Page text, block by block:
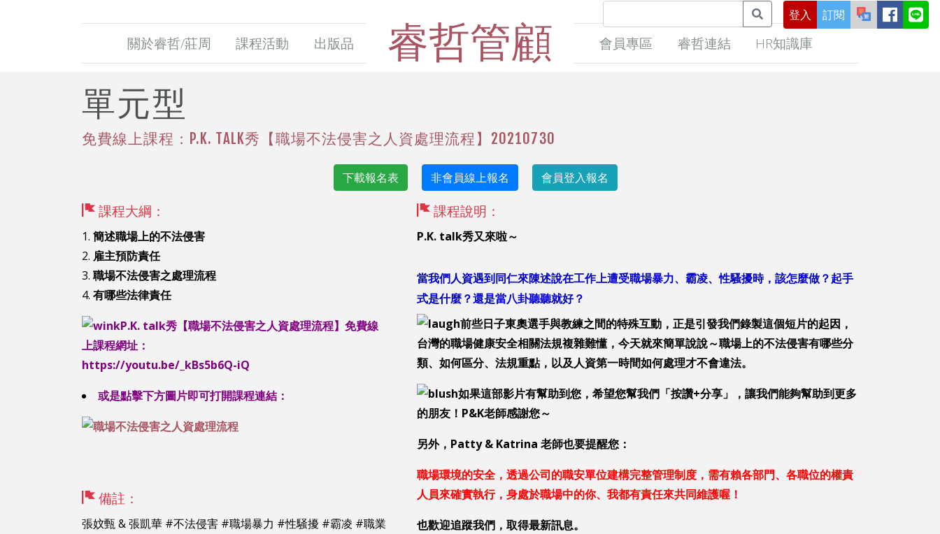
訂閱
登入
睿哲管顧
關於睿哲/莊周 課程活動 出版品 會員專區 睿哲連結 HR知識庫
單元型
免費線上課程：P.K. TALK秀【職場不法侵害之人資處理流程】20210730
下載報名表 非會員線上報名 會員登入報名
課程大綱：
簡述職場上的不法侵害
雇主預防責任
職場不法侵害之處理流程
有哪些法律責任
P.K. talk秀【職場不法侵害之人資處理流程】免費線
上課程網址：
https://youtu.be/_kBs5b6Q-iQ
或是點擊下方圖片即可打開課程連結：
備註：
張妏甄 & 張凱華 #不法侵害 #職場暴力 #性騒擾 #霸凌 #職業
課程說明：
P.K. talk秀又來啦～
當我們人資遇到同仁來陳述說在工作上遭受職場暴力、霸凌、性騷擾時，該怎麼做？起手
式是什麼？還是當八卦聽聽就好？
前些日子東奧選手與教練之間的特殊互動，正是引發我們錄製這個短片的起因，
台灣的職場健康安全相關法規複雜難懂，今天就來簡單說說～職場上的不法侵害有哪些分
類、如何區分、法規重點，以及人資第一時間如何處理才不會違法。
如果這部影片有幫助到您，希望您幫我們「按讚+分享」，讓我們能夠幫助到更多
的朋友！P&K老師感謝您～
另外，Patty & Katrina 老師也要提醒您：
職場環境的安全，透過公司的職安單位建構完整管理制度，需有賴各部門、各職位的權責
人員來確實執行，身處於職場中的你、我都有責任來共同維護喔！
也歡迎追蹤我們，取得最新訊息。